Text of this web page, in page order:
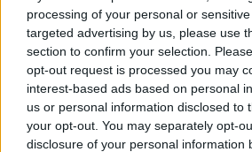
processing of your personal or
targeted advertising by us, please use
section to confirm your selection.
opt-out request is processed you may
interest-based ads based on personal
us or personal information disclosed to
your opt-out. You may separately opt-
disclosure of your personal information
LMP: az iskolaköpeny
rágódni"
Nem ért egyet az iskolaköpeny viselésének
mert az nem alkalmas a társadalmi
Közoktatás
MTI